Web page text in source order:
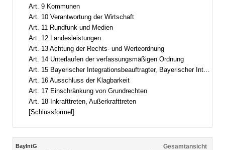
Art. 9 Kommunen
Art. 10 Verantwortung der Wirtschaft
Art. 11 Rundfunk und Medien
Art. 12 Landesleistungen
Art. 13 Achtung der Rechts- und Werteordnung
Art. 14 Unterlaufen der verfassungsmäßigen Ordnung
Art. 15 Bayerischer Integrationsbeauftragter, Bayerischer Integrationsrat
Art. 16 Ausschluss der Klagbarkeit
Art. 17 Einschränkung von Grundrechten
Art. 18 Inkrafttreten, Außerkrafttreten
[Schlussformel]
Inhalt
BayIntG
Gesamtansicht